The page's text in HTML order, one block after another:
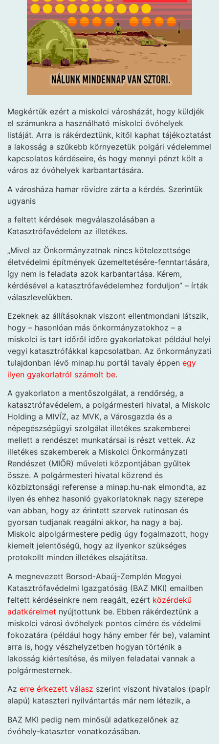
Megkértük ezért a miskolci városházát, hogy küldjék
el számunkra a használható miskolci óvóhelyek
listáját. Arra is rákérdeztünk, kitől kaphat tájékoztatást
a lakosság a szűkebb környezetük polgári védelemmel
kapcsolatos kérdéseire, és hogy mennyi pénzt költ a
város az óvóhelyek karbantartására.
A városháza hamar rövidre zárta a kérdés. Szerintük
ugyanis
a feltett kérdések megválaszolásában a
Katasztrófavédelem az illetékes.
„Mivel az Önkormányzatnak nincs kötelezettsége
életvédelmi építmények üzemeltetésére-fenntartására,
így nem is feladata azok karbantartása. Kérem,
kérdésével a katasztrófavédelemhez forduljon” – írták
válaszlevelükben.
Ezeknek az állításoknak viszont ellentmondani látszik,
hogy – hasonlóan más önkormányzatokhoz – a
miskolci is tart időről időre gyakorlatokat például helyi
vegyi katasztrófákkal kapcsolatban. Az önkormányzati
tulajdonban lévő minap.hu portál tavaly éppen egy
ilyen gyakorlatról számolt be.
A gyakorlaton a mentőszolgálat, a rendőrség, a
katasztrófavédelem, a polgármesteri hivatal, a Miskolc
Holding a MIVÍZ, az MVK, a Városgazda és a
népegészségügyi szolgálat illetékes szakemberei
mellett a rendészet munkatársai is részt vettek. Az
illetékes szakemberek a Miskolci Önkormányzati
Rendészet (MIŐR) műveleti központjában gyűltek
össze. A polgármesteri hivatal közrend és
közbiztonsági referense a minap.hu-nak elmondta, az
ilyen és ehhez hasonló gyakorlatoknak nagy szerepe
van abban, hogy az érintett szervek rutinosan és
gyorsan tudjanak reagálni akkor, ha nagy a baj.
Miskolc alpolgármestere pedig úgy fogalmazott, hogy
kiemelt jelentőségű, hogy az ilyenkor szükséges
protokollt minden illetékes elsajátítsa.
A megnevezett Borsod-Abaúj-Zemplén Megyei
Katasztrófavédelmi Igazgatóság (BAZ MKI) emailben
feltett kérdéseinkre nem reagált, ezért közérdekű
adatkérelmet nyújtottunk be. Ebben rákérdeztünk a
miskolci városi óvóhelyek pontos címére és védelmi
fokozatára (például hogy hány ember fér be), valamint
arra is, hogy vészhelyzetben hogyan történik a
lakosság kiértesítése, és milyen feladatai vannak a
polgármesternek.
Az erre érkezett válasz szerint viszont hivatalos (papír
alapú) kataszteri nyilvántartás már nem létezik, a
BAZ MKI pedig nem minősül adatkezelőnek az
óvóhely-kataszter vonatkozásában.